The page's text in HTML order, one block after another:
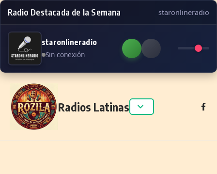
Radio Destacada de la Semana staronlineradio
staronlineradio
Sin conexión
Skip to content
Radios Latinas